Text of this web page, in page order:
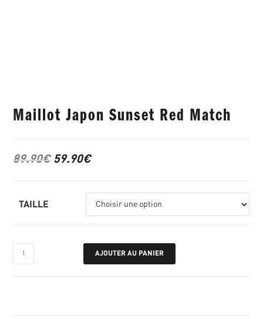
Maillot Japon Sunset Red Match
89.90€ 59.90€
TAILLE
AJOUTER AU PANIER